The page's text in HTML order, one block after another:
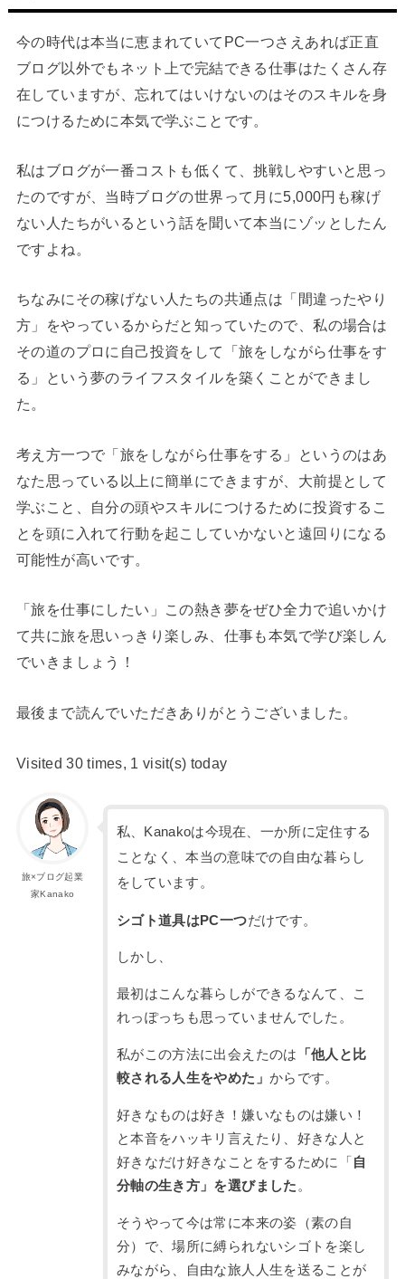
今の時代は本当に恵まれていてPC一つさえあれば正直
ブログ以外でもネット上で完結できる仕事はたくさん存
在していますが、忘れてはいけないのはそのスキルを身
につけるために本気で学ぶことです。
私はブログが一番コストも低くて、挑戦しやすいと思っ
たのですが、当時ブログの世界って月に5,000円も稼げ
ない人たちがいるという話を聞いて本当にゾッとしたん
ですよね。
ちなみにその稼げない人たちの共通点は「間違ったやり
方」をやっているからだと知っていたので、私の場合は
その道のプロに自己投資をして「旅をしながら仕事をす
る」という夢のライフスタイルを築くことができまし
た。
考え方一つで「旅をしながら仕事をする」というのはあ
なた思っている以上に簡単にできますが、大前提として
学ぶこと、自分の頭やスキルにつけるために投資するこ
とを頭に入れて行動を起こしていかないと遠回りになる
可能性が高いです。
「旅を仕事にしたい」この熱き夢をぜひ全力で追いかけ
て共に旅を思いっきり楽しみ、仕事も本気で学び楽しん
でいきましょう！
最後まで読んでいただきありがとうございました。
Visited 30 times, 1 visit(s) today
旅×ブログ起業
家Kanako
私、Kanakoは今現在、一か所に定住する
ことなく、本当の意味での自由な暮らし
をしています。
シゴト道具はPC一つだけです。
しかし、
最初はこんな暮らしができるなんて、こ
れっぽっちも思っていませんでした。
私がこの方法に出会えたのは
「他人と比
較される人生をやめた」 からです。
好きなものは好き！嫌いなものは嫌い！
と本音をハッキリ言えたり、好きな人と
好きなだけ好きなことをするために「 自
分軸の生き方」を選びました 。
そうやって今は常に本来の姿（素の自
分）で、場所に縛られないシゴトを楽し
みながら、自由な旅人人生を送ることが